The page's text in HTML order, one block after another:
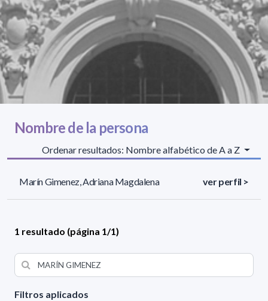
Filtros aplicados
Nombre de la persona
Ordenar resultados: Nombre alfabético de A a Z
Marín Gimenez, Adriana Magdalena ver perfil >
1 resultado (página 1/1)